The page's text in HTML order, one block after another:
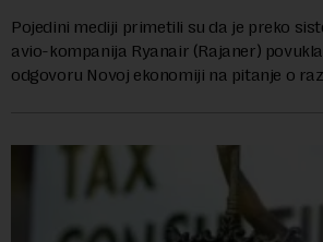
Pojedini mediji primetili su da je preko
avio-kompanija Ryanair (Rajaner)
odgovoru Novoj ekonomiji na pitanje o